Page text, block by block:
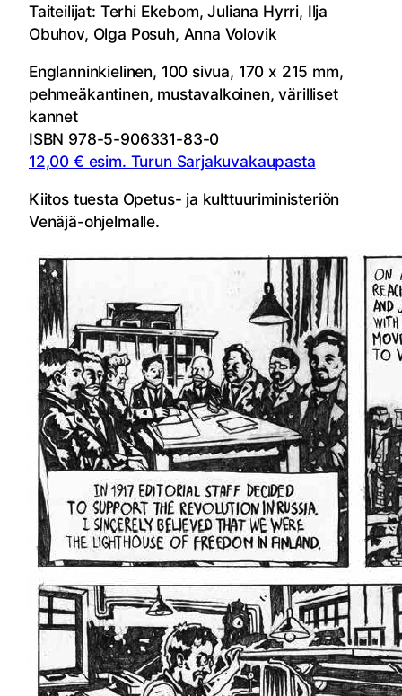
Taiteilijat: Terhi Ekebom, Juliana Hyrri, Ilja
Obuhov, Olga Posuh, Anna Volovik
Englanninkielinen, 100 sivua, 170 x 215 mm,
pehmeäkantinen, mustavalkoinen, värilliset
kannet
ISBN 978-5-906331-83-0
12,00 € esim. Turun Sarjakuvakaupasta
Kiitos tuesta Opetus- ja kulttuuriministeriön
Venäjä-ohjelmalle.